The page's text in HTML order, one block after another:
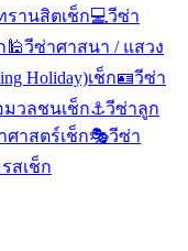
รานสิตเช็ก💻วีซ่า
🕌วีซ่าศาสนา / แสวง
Holiday)เช็ก🪪วีซ่า
มวลชนเช็ก⚓วีซ่าลูก
ศาสตร์เช็ก🎭วีซ่า
สเช็ก